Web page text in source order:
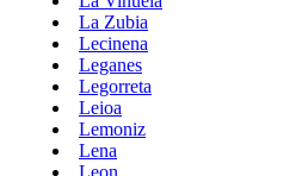
La Zubia
Lecinena
Leganes
Legorreta
Leioa
Lemoniz
Lena
Leon